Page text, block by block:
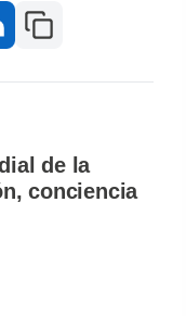
Copiar enlace
de la
conciencia